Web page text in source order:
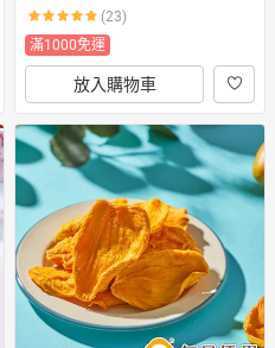
(23)
滿1000免運
放入購物車